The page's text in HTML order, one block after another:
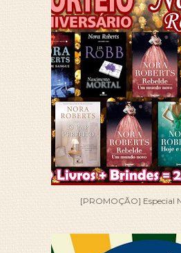
[PROMOÇÃO] Especial